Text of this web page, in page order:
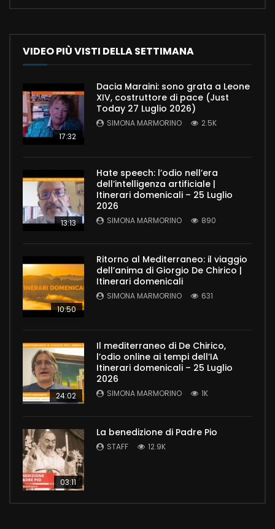
VIDEO PIÙ VISTI DELLA SETTIMANA
17:32
Dacia Maraini: sono grata a Leone
XIV, costruttore di pace (Just
Today 27 Luglio 2026)
SIMONA MARMORINO 2.5K
13:13
Hate speech: l’odio nell’era
dell’intelligenza artificiale |
Itinerari domenicali – 25 Luglio
2026
SIMONA MARMORINO 890
10:50
Ritorno al Mediterraneo: il viaggio
dell’anima di Giorgio De Chirico |
Itinerari domenicali
SIMONA MARMORINO 631
24:02
Il mediterraneo di De Chirico,
l’odio online ai tempi dell’IA
Itinerari domenicali – 25 Luglio
2026
SIMONA MARMORINO 1K
03:11
La benedizione di Padre Pio
STAFF 12.9K